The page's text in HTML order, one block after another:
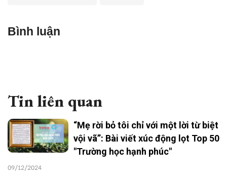
Bình luận
Tin liên quan
“Mẹ rời bỏ tôi chỉ với một lời từ biệt
vội vã”: Bài viết xúc động lọt Top 50
"Trường học hạnh phúc"
09/12/2024